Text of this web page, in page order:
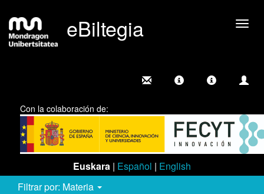
eBiltegia
Con la colaboración de:
Euskara | Español | English
Filtrar por: Materia